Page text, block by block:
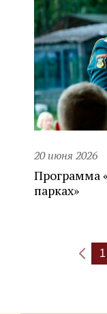
20 июня 2026
Программа
парках»
1